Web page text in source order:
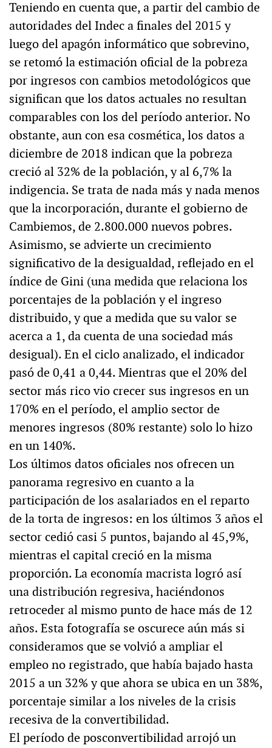
Teniendo en cuenta que, a partir del cambio de
autoridades del Indec a finales del 2015 y
luego del apagón informático que sobrevino,
se retomó la estimación oficial de la pobreza
por ingresos con cambios metodológicos que
significan que los datos actuales no resultan
comparables con los del período anterior. No
obstante, aun con esa cosmética, los datos a
diciembre de 2018 indican que la pobreza
creció al 32% de la población, y al 6,7% la
indigencia. Se trata de nada más y nada menos
que la incorporación, durante el gobierno de
Cambiemos, de 2.800.000 nuevos pobres.
Asimismo, se advierte un crecimiento
significativo de la desigualdad, reflejado en el
índice de Gini (una medida que relaciona los
porcentajes de la población y el ingreso
distribuido, y que a medida que su valor se
acerca a 1, da cuenta de una sociedad más
desigual). En el ciclo analizado, el indicador
pasó de 0,41 a 0,44. Mientras que el 20% del
sector más rico vio crecer sus ingresos en un
170% en el período, el amplio sector de
menores ingresos (80% restante) solo lo hizo
en un 140%.
Los últimos datos oficiales nos ofrecen un
panorama regresivo en cuanto a la
participación de los asalariados en el reparto
de la torta de ingresos: en los últimos 3 años el
sector cedió casi 5 puntos, bajando al 45,9%,
mientras el capital creció en la misma
proporción. La economía macrista logró así
una distribución regresiva, haciéndonos
retroceder al mismo punto de hace más de 12
años. Esta fotografía se oscurece aún más si
consideramos que se volvió a ampliar el
empleo no registrado, que había bajado hasta
2015 a un 32% y que ahora se ubica en un 38%,
porcentaje similar a los niveles de la crisis
recesiva de la convertibilidad.
El período de posconvertibilidad arrojó un